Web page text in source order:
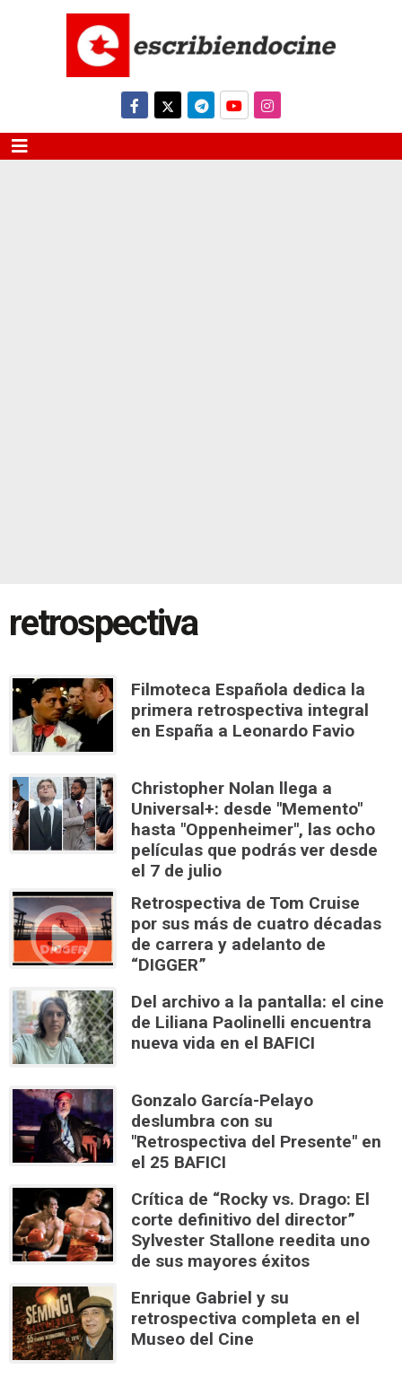
retrospectiva
Filmoteca Española dedica la
primera retrospectiva integral
en España a Leonardo Favio
Christopher Nolan llega a
Universal+: desde "Memento"
hasta "Oppenheimer", las ocho
películas que podrás ver desde
el 7 de julio
Retrospectiva de Tom Cruise
por sus más de cuatro décadas
de carrera y adelanto de
“DIGGER”
Del archivo a la pantalla: el cine
de Liliana Paolinelli encuentra
nueva vida en el BAFICI
Gonzalo García-Pelayo
deslumbra con su
"Retrospectiva del Presente" en
el 25 BAFICI
Crítica de “Rocky vs. Drago: El
corte definitivo del director”
Sylvester Stallone reedita uno
de sus mayores éxitos
Enrique Gabriel y su
retrospectiva completa en el
Museo del Cine